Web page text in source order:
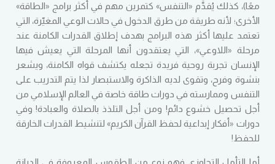
معًا)، كذلك يُقدَّم «التنفس» كتمرين مهم في أكثر برامج «الطاقة»
الأخرى؛ لأنه طريقة من طرق الدخول في حالات الوعي المغيّرة، التي
تعتمد عليها أكثر هذه البرامج بهدف إطلاق القدرات الكامنة عند
مرحلة «اللاوعي»، التي يعتقدون أنها المرحلة التي يعيش فيها
الإنسان تجربة روحية فريدة تجعله يكتشف قواه الكامنة، ويشعر
بنشوة وفرح، وتقوى لديه الذاكرة والاستبصار لذا يتم التدريب على
التنفس وممارسته في دورات طاقة خاصة في العالم الإسلامي من
أجل تحصيل خشوع دائم! ومن أجل التلذذ بالصلاة والعبادة! وفي
دورات «أفكار إبداعية لحفظ القرآن الكريم» لتنشيط القدرات الخارقة
للحفظ!
أما التأمل التجاوزي فهو نوع من الطقوس المعروفة في الديانة